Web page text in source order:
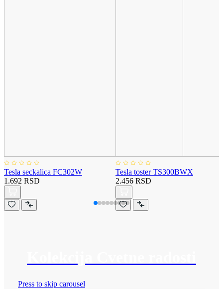
Tesla seckalica FC302W
1.692 RSD
Tesla toster TS300BWX
2.456 RSD
Press to skip carousel